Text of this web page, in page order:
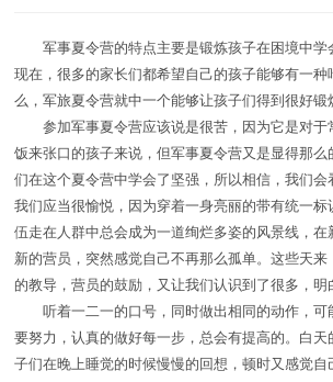
军事夏令营的特点主要是锻炼孩子在困境中学
现在，很多的家长们都希望自己的孩子能够有一种
么，军旅夏令营就中一个能够让孩子们得到很好锻
参加军事夏令营应该说是很苦，因为它是对于
饭来张口的孩子来说，但军事夏令营又是显得那
们在这个夏令营中学会了坚强，所以相信，我们
我们应当很愉悦，因为穿着一身亮丽的带有统一标
伍走在人群中总会成为一道绚烂多姿的风景线，在
新的营员，突然感觉自己不再那么孤单。这些天来
的教导，营员的鼓励，又让我们认识到了很多，明
听着一二一的口号，同时做出相同的动作，可
要努力，认真的做好每一步，总会有提高的。白
子们在晚上睡觉的时候慢慢的回想，顿时又感觉自